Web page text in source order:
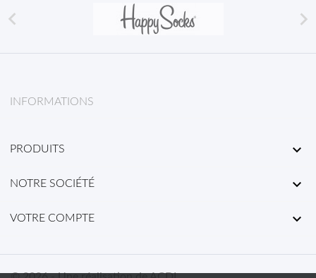
 
INFORMATIONS
PRODUITS 
NOTRE SOCIÉTÉ 
VOTRE COMPTE 